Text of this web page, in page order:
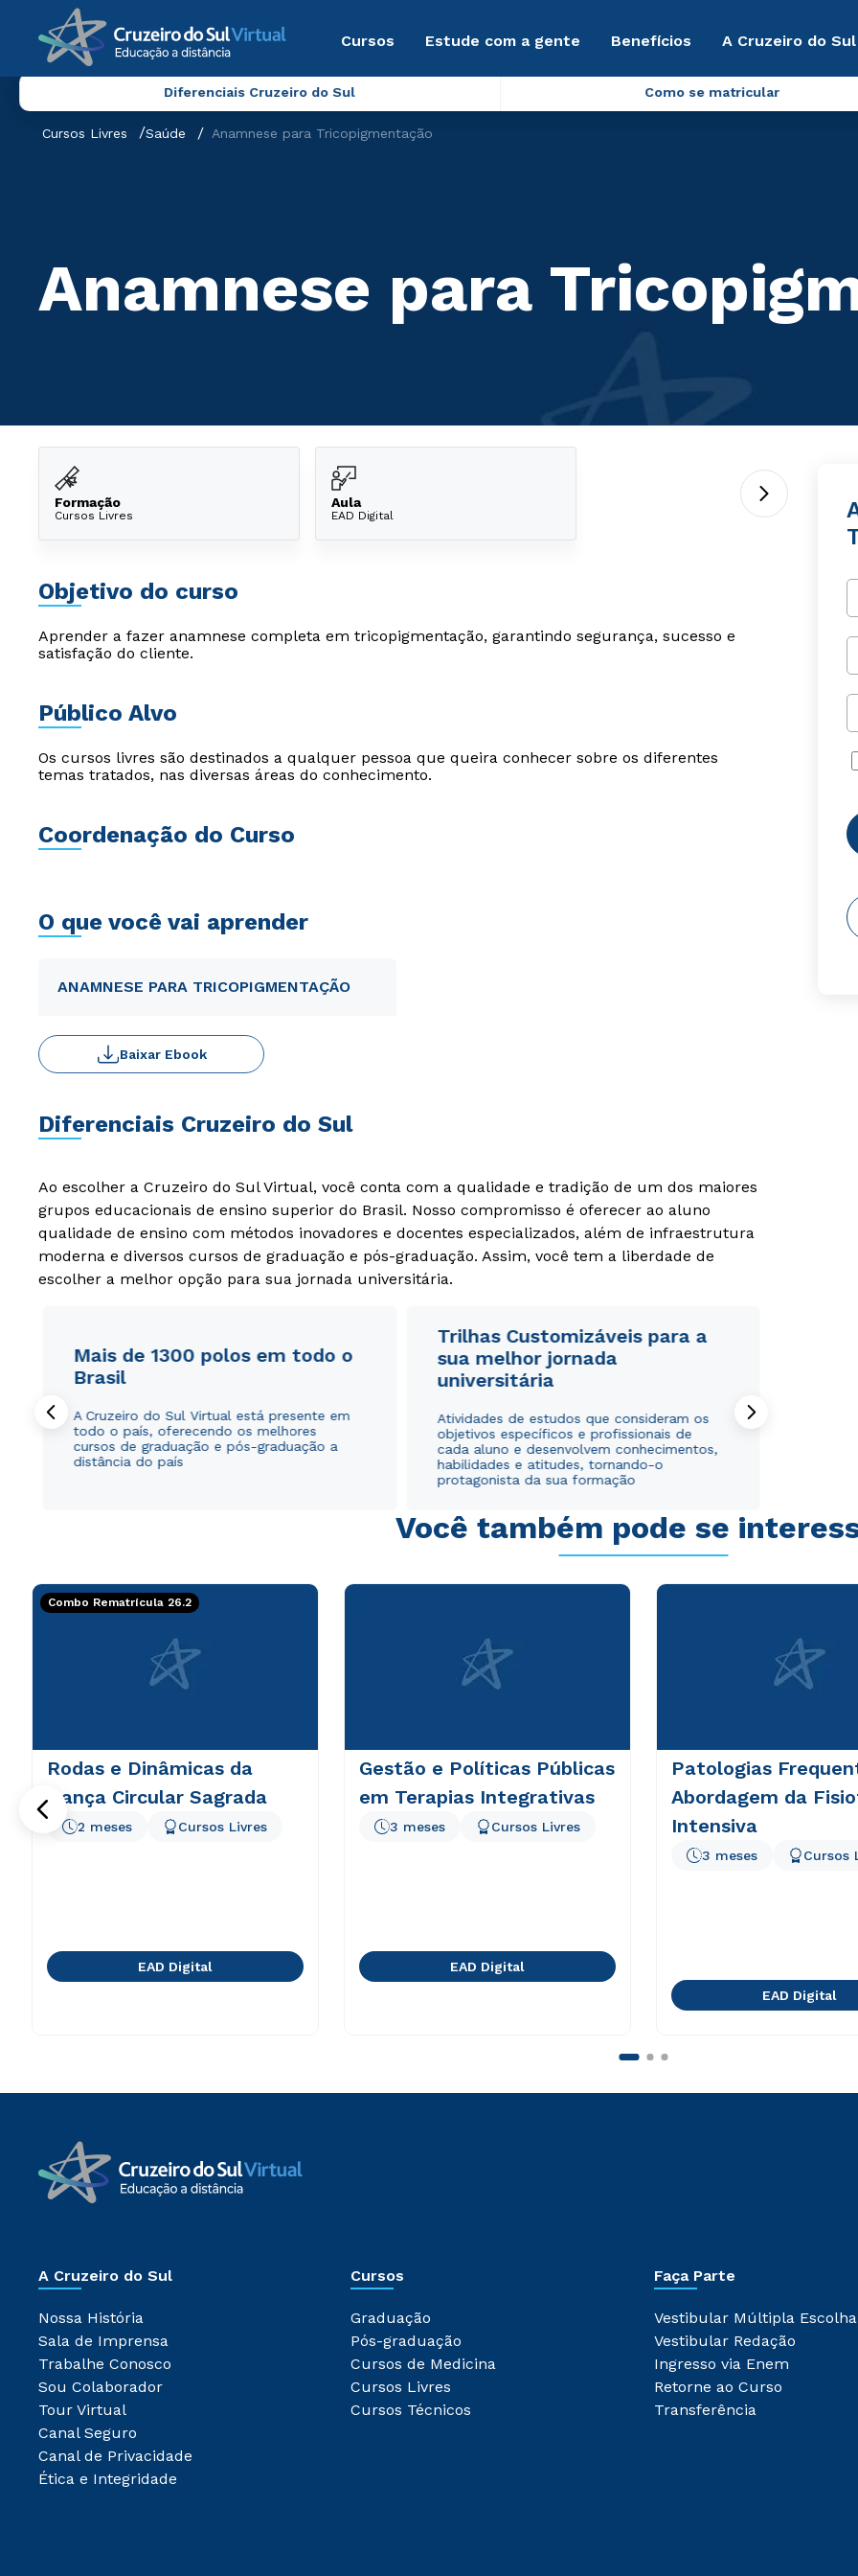
Cursos Estude com a gente Benefícios A Cruzeiro do
Diferenciais Cruzeiro do Sul Como se matricular
Cursos Livres Saúde Anamnese para Tricopigmentação
Anamnese para
Formação
Cursos Livres
Aula
EAD Digital
Objetivo do curso
Aprender a fazer anamnese completa em tricopigmentação, garantindo segurança, sucesso e
satisfação do cliente.
Público Alvo
Os cursos livres são destinados a qualquer pessoa que queira conhecer sobre os diferentes
temas tratados, nas diversas áreas do conhecimento.
Coordenação do Curso
O que você vai aprender
ANAMNESE PARA TRICOPIGMENTAÇÃO
Baixar Ebook
Diferenciais Cruzeiro do Sul
Ao escolher a Cruzeiro do Sul Virtual, você conta com a qualidade e tradição de um dos maiores
grupos educacionais de ensino superior do Brasil. Nosso compromisso é oferecer ao aluno
qualidade de ensino com métodos inovadores e docentes especializados, além de infraestrutura
moderna e diversos cursos de graduação e pós-graduação. Assim, você tem a liberdade de
escolher a melhor opção para sua jornada universitária.
Mais de 1300 polos em todo o
Brasil
A Cruzeiro do Sul Virtual está presente em
todo o país, oferecendo os melhores
cursos de graduação e pós-graduação a
distância do país
Trilhas Customizáveis para a
sua melhor jornada
universitária
Atividades de estudos que consideram os
objetivos específicos e profissionais de
cada aluno e desenvolvem conhecimentos,
habilidades e atitudes, tornando-o
protagonista da sua formação
Você também pode se
Combo Rematrícula 26.2
Rodas e Dinâmicas da
Dança Circular Sagrada
2 meses Cursos Livres
EAD Digital
Gestão e Políticas Públicas
em Terapias Integrativas
3 meses Cursos Livres
EAD Digital
Patologias
Abordagem da
Intensiva
3 meses Cursos
EAD Digital
A Cruzeiro do Sul
Nossa História
Sala de Imprensa
Trabalhe Conosco
Sou Colaborador
Tour Virtual
Canal Seguro
Canal de Privacidade
Ética e Integridade
Cursos
Graduação
Pós-graduação
Cursos de Medicina
Cursos Livres
Cursos Técnicos
Faça Parte
Vestibular Múltipla Escolha
Vestibular Redação
Ingresso via Enem
Retorne ao Curso
Transferência
Estou de acordo com aPolítica de Privacidade.
autorizo que meus dados sejam utilizados para o
Estou de acordo com aPolítica de Privacidade.
autorizo que meus dados sejam utilizados para o